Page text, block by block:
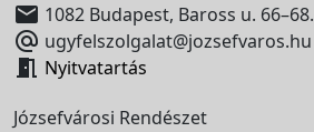
 1082 Budapest, Baross u. 66–68.
 ugyfelszolgalat@jozsefvaros.hu
 Nyitvatartás
Józsefvárosi Rendészet